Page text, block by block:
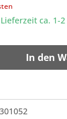
ca. 1-
In den
301052